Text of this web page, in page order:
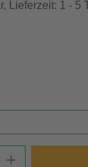
Lieferzeit: 1 - 5
Gib